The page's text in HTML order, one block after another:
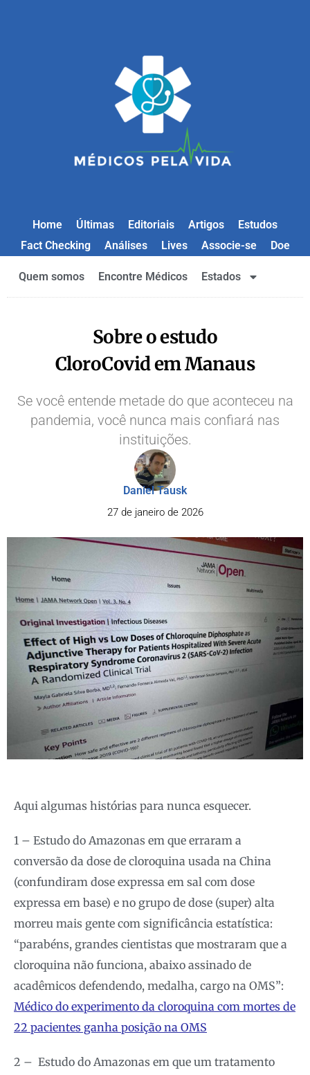
Home Últimas Editoriais Artigos
Estudos
Fact Checking
Análises Lives Associe-se Doe
Quem somos Encontre Médicos Estados
Sobre o estudo
CloroCovid em Manaus
Se você entende metade do que aconteceu na
pandemia, você nunca mais confiará nas
instituições.
Daniel Tausk
27 de janeiro de 2026
Aqui algumas histórias para nunca esquecer.
1 – Estudo do Amazonas em que erraram a
conversão da dose de cloroquina usada na China
(confundiram dose expressa em sal com dose
expressa em base) e no grupo de dose (super) alta
morreu mais gente com significância estatística:
“parabéns, grandes cientistas que mostraram que a
cloroquina não funciona, abaixo assinado de
acadêmicos defendendo, medalha, cargo na OMS”:
Médico do experimento da cloroquina com mortes de
22 pacientes ganha posição na OMS
2 – Estudo do Amazonas em que um tratamento